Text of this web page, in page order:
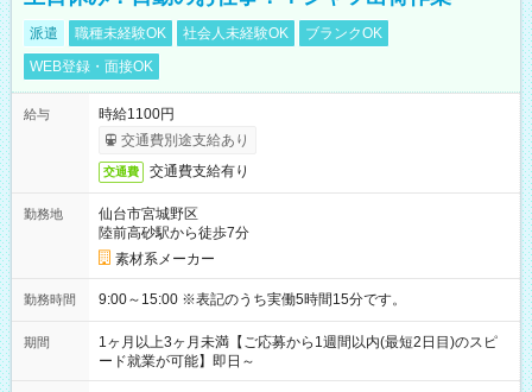
派遣 職種未経験OK 社会人未経験OK
ブランクOK
WEB登録・面接OK
給与
時給1100円
交通費別途支給あり
交通費 交通費支給有り
勤務地
仙台市宮城野区
陸前高砂駅から徒歩7分
素材系メーカー
勤務時間 9:00～15:00 ※表記のうち実働5時間15分です。
期間
1ヶ月以上3ヶ月未満【ご応募から1週間以内(最短2日目)のスピ
ード就業が可能】即日～